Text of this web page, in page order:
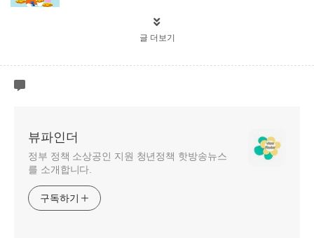
글 더보기
뷰파인더
정부 정책 소상공인 지원 청년정책 핫방송뉴스
를 소개합니다.
구독하기